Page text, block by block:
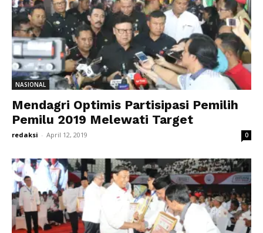
NASIONAL
Mendagri Optimis Partisipasi Pemilih
Pemilu 2019 Melewati Target
redaksi - April 12, 2019 0